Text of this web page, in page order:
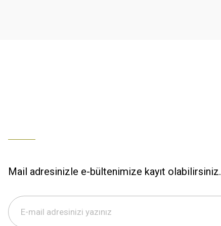
S... M... | 29/12/2025
Mail adresinizle e-bültenimize kayıt olabilirsiniz.